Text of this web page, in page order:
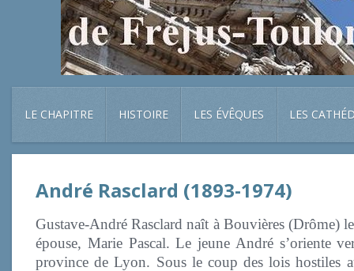
LE CHAPITRE HISTOIRE LES ÉVÊQUES LES
André Rasclard (1893-1974)
Gustave-André Rasclard naît à Bouvières (Drôme)
épouse, Marie Pascal. Le jeune André s’oriente
province de Lyon. Sous le coup des lois hostiles